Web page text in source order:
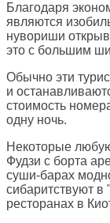
Благодаря
являются
нувориши
это с большим
Обычно эти
и
стоимость
одну ночь.
Некоторые
Фудзи с борта
суши-барах
сибаритствуют в
ресторанах в